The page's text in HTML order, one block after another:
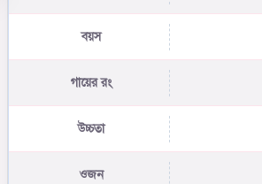
বয়স
গায়ের রং
উচ্চতা
ওজন